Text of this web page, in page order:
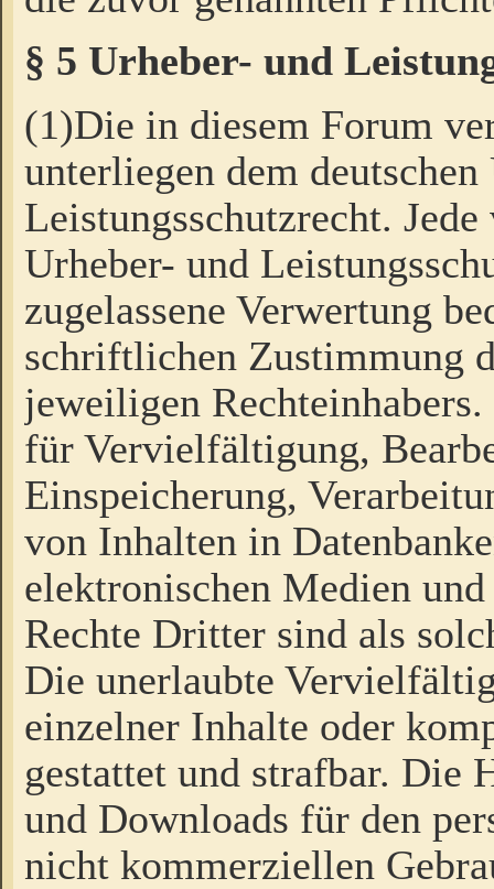
§ 5 Urheber- und
(1)Die in diesem Forum
unterliegen dem
Leistungsschutzrecht.
Urheber- und
zugelassene Verwertung
schriftlichen Zustimmung
jeweiligen
für Vervielfältigung,
Einspeicherung,
von Inhalten in
elektronischen Medien
Rechte Dritter sind als
Die unerlaubte
einzelner Inhalte oder
gestattet und strafbar. Die
und Downloads für den
nicht kommerziellen